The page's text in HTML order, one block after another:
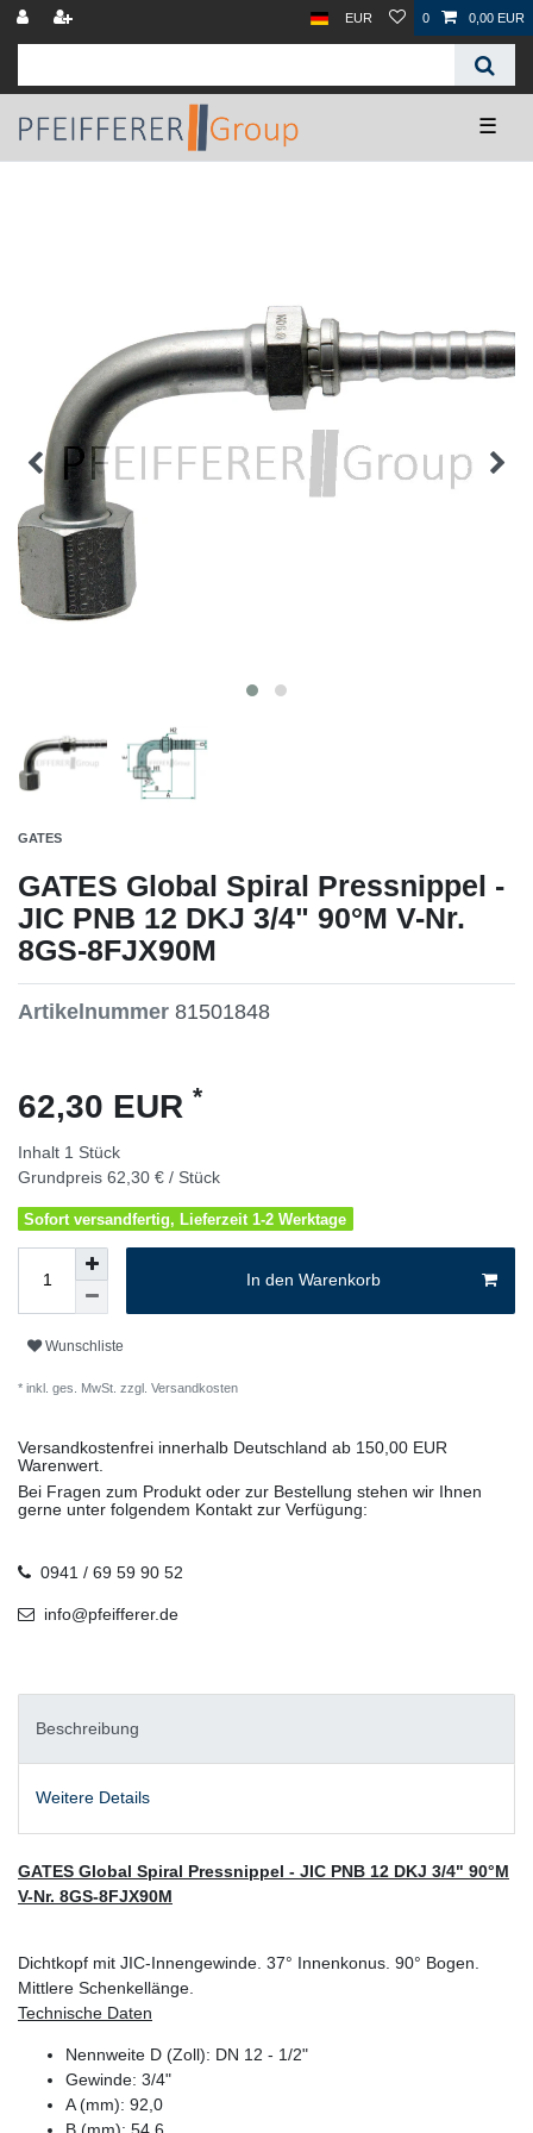
EUR 0 0,00 EUR
☰
GATES
GATES Global Spiral Pressnippel -
JIC PNB 12 DKJ 3/4" 90°M V-Nr.
8GS-8FJX90M
Artikelnummer 81501848
62,30 EUR *
Inhalt 1 Stück
Grundpreis 62,30 € / Stück
Sofort versandfertig, Lieferzeit 1-2 Werktage
In den Warenkorb
Wunschliste
* inkl. ges. MwSt. zzgl. Versandkosten
Versandkostenfrei innerhalb Deutschland ab 150,00 EUR
Warenwert.
Bei Fragen zum Produkt oder zur Bestellung stehen wir Ihnen
gerne unter folgendem Kontakt zur Verfügung:
0941 / 69 59 90 52
info@pfeifferer.de
Beschreibung
Weitere Details
GATES Global Spiral Pressnippel - JIC PNB 12 DKJ 3/4" 90°M
V-Nr. 8GS-8FJX90M
Dichtkopf mit JIC-Innengewinde. 37° Innenkonus. 90° Bogen.
Mittlere Schenkellänge.
Technische Daten
Nennweite D (Zoll): DN 12 - 1/2"
Gewinde: 3/4"
A (mm): 92,0
B (mm): 54,6